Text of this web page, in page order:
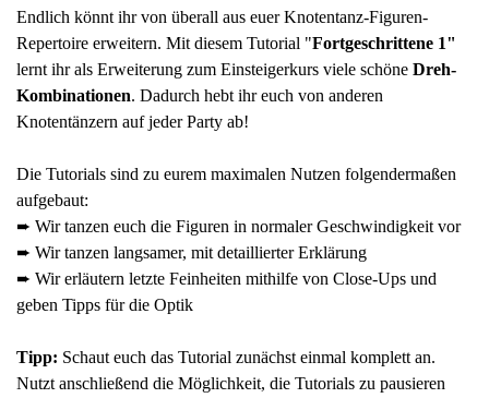
Endlich könnt ihr von überall aus euer Knotentanz-Figuren-
Repertoire erweitern. Mit diesem Tutorial "Fortgeschrittene 1"
lernt ihr als Erweiterung zum Einsteigerkurs viele schöne Dreh-
Kombinationen. Dadurch hebt ihr euch von anderen
Knotentänzern auf jeder Party ab!
Die Tutorials sind zu eurem maximalen Nutzen folgendermaßen
aufgebaut:
➨ Wir tanzen euch die Figuren in normaler Geschwindigkeit vor
➨ Wir tanzen langsamer, mit detaillierter Erklärung
➨ Wir erläutern letzte Feinheiten mithilfe von Close-Ups und
geben Tipps für die Optik
Tipp: Schaut euch das Tutorial zunächst einmal komplett an.
Nutzt anschließend die Möglichkeit, die Tutorials zu pausieren